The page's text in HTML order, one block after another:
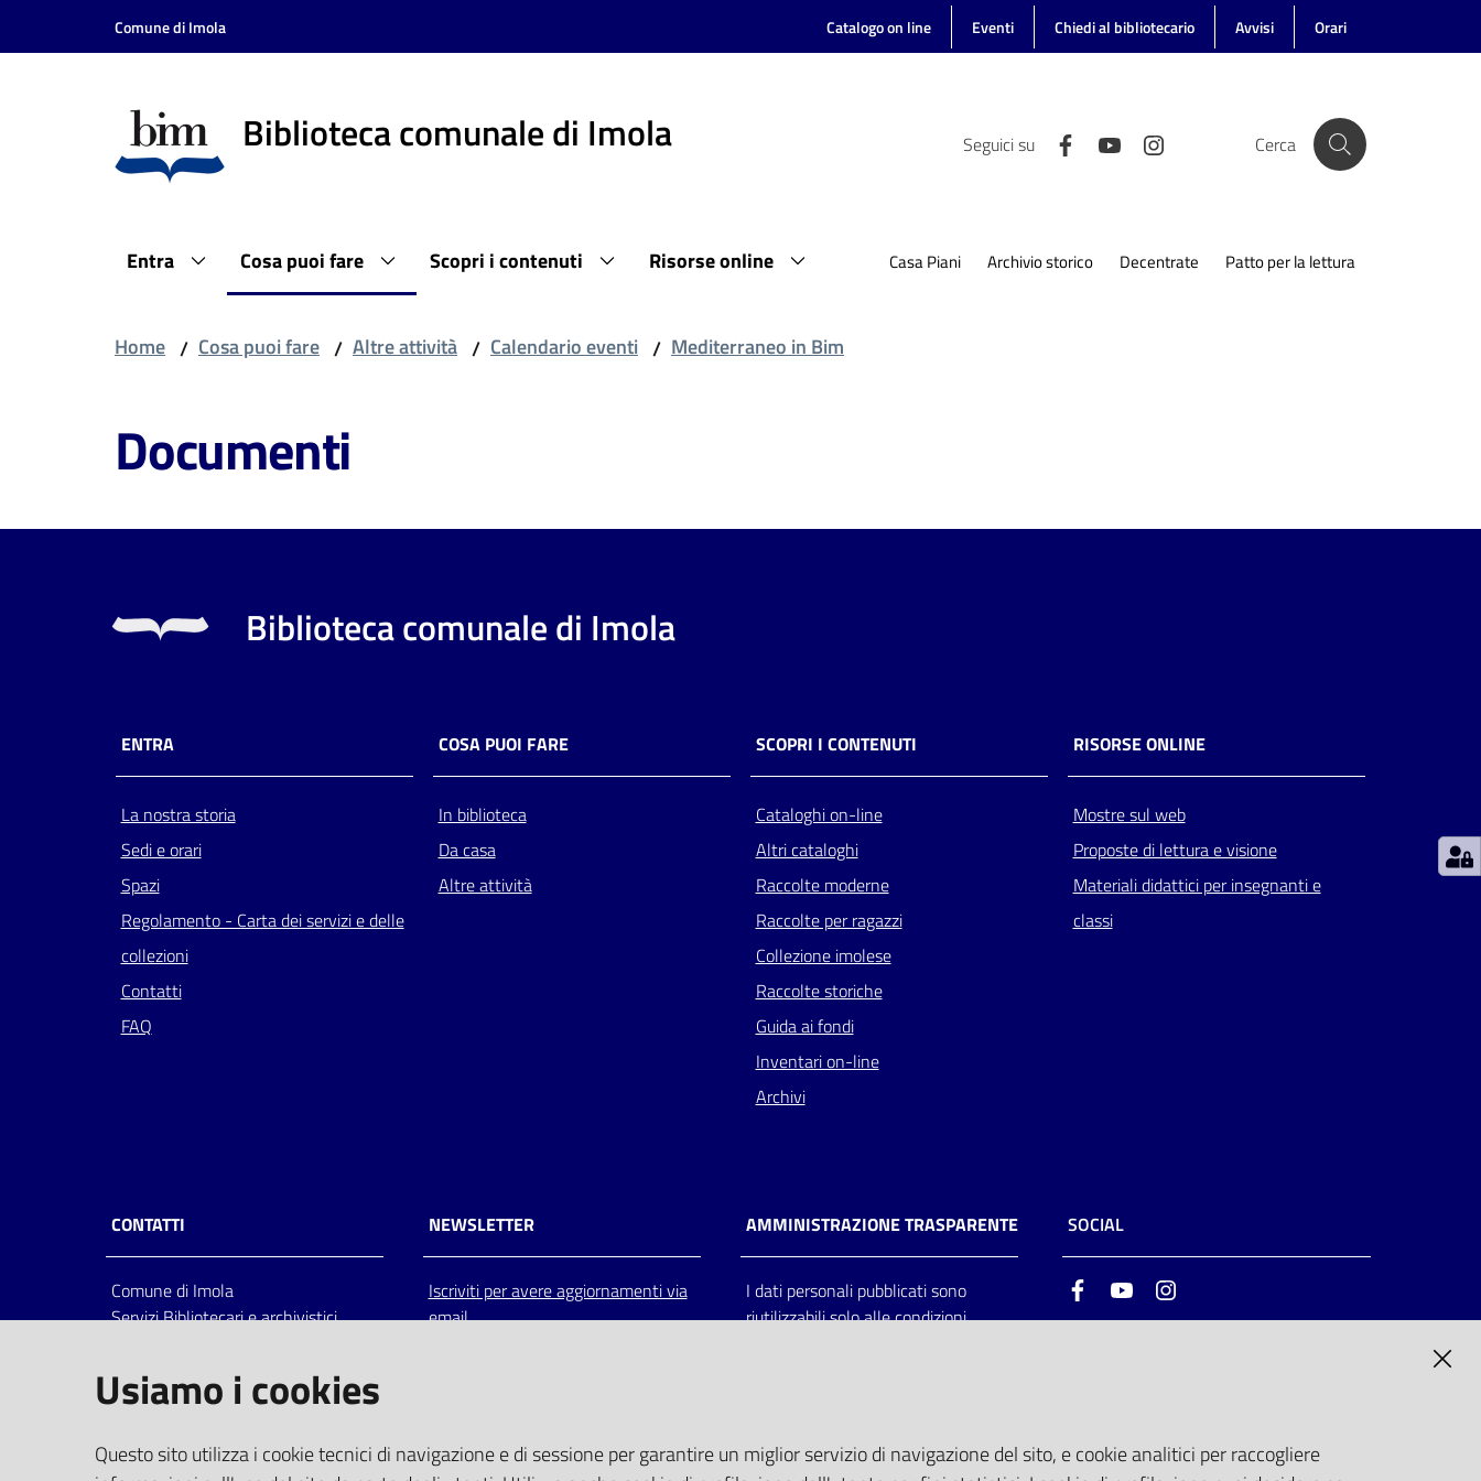
Vai al contenuto
Vai alla navigazione
Comune di Imola Catalogo on line Eventi Chiedi al bibliotecario Avvisi Orari
Biblioteca comunale di Imola Seguici su Cerca
Entra Cosa puoi fare Scopri i contenuti Risorse online Casa Piani Archivio storico Decentrate Patto per la lettura
Home / Cosa puoi fare / Altre attività / Calendario eventi / Mediterraneo in Bim
Documenti
Biblioteca comunale di Imola
ENTRA
La nostra storia
Sedi e orari
Spazi
Regolamento - Carta dei servizi e delle
collezioni
Contatti
FAQ
COSA PUOI FARE
In biblioteca
Da casa
Altre attività
SCOPRI I CONTENUTI
Cataloghi on-line
Altri cataloghi
Raccolte moderne
Raccolte per ragazzi
Collezione imolese
Raccolte storiche
Guida ai fondi
Inventari on-line
Archivi
RISORSE ONLINE
Mostre sul web
Proposte di lettura e visione
Materiali didattici per insegnanti e
classi
CONTATTI
Comune di Imola
Servizi Bibliotecari e archivistici
Italia
centralino: tel 0542.6026.36 fax
bim@comune.imola.bo.it
PEC
NEWSLETTER
Iscriviti per avere aggiornamenti via
email
AMMINISTRAZIONE TRASPARENTE
I dati personali pubblicati sono
riutilizzabili solo alle condizioni
SOCIAL
FacebookYoutube
Usiamo i cookies
Questo sito utilizza i cookie tecnici di navigazione e di sessione per garantire un miglior servizio di navigazione del sito, e cookie analitici per raccogliere